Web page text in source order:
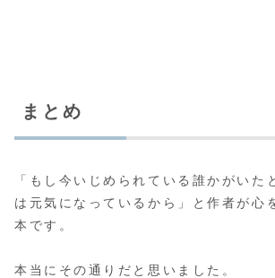
まとめ
「もし今いじめられている誰かがいた
は元気になっているから」と作者が心
本です。
本当にその通りだと思いました。